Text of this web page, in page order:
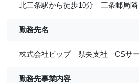
北三条駅から徒歩10分 三条郵局隣
勤務先名
株式会社ビップ 県央支社 CSサ
勤務先事業内容